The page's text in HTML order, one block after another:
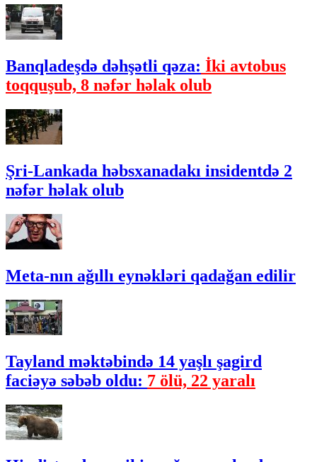
Banqladeşdə dəhşətli qəza: İki avtobus
toqquşub, 8 nəfər həlak olub
Şri-Lankada həbsxanadakı insidentdə 2
nəfər həlak olub
Meta-nın ağıllı eynəkləri qadağan edilir
Tayland məktəbində 14 yaşlı şagird
faciəyə səbəb oldu: 7 ölü, 22 yaralı